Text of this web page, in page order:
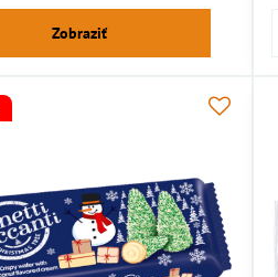
Zobraziť